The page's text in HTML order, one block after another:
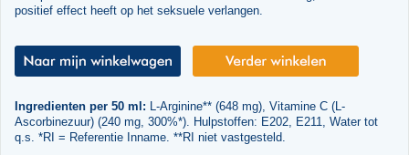
positief effect heeft op het seksuele verlangen.
Ingredienten per 50 ml: L-Arginine** (648 mg), Vitamine C (L-
Ascorbinezuur) (240 mg, 300%*). Hulpstoffen: E202, E211, Water tot
q.s. *RI = Referentie Inname. **RI niet vastgesteld.